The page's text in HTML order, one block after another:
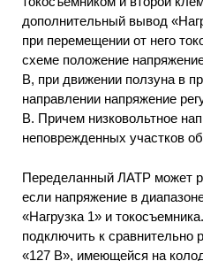
дополнительный вывод
при перемещении от него
схеме положение
В, при движении ползуна в
направлении напряжение
В. Причем низковольтное
неповрежденных участков
Переделанный ЛАТР может
если напряжение в
«Нагрузка 1» и
подключить к сравнительно
«127 В», имеющейся на